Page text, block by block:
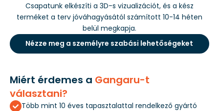
Csapatunk elkészíti a 3D-s vizualizációt, és a kész
terméket a terv jóváhagyásától számított 10-14 héten
belül megkapja.
Nézze meg a személyre szabási lehetőségeket
Miért érdemes a Gangaru-t
választani?
Több mint 10 éves tapasztalattal rendelkező gyártó